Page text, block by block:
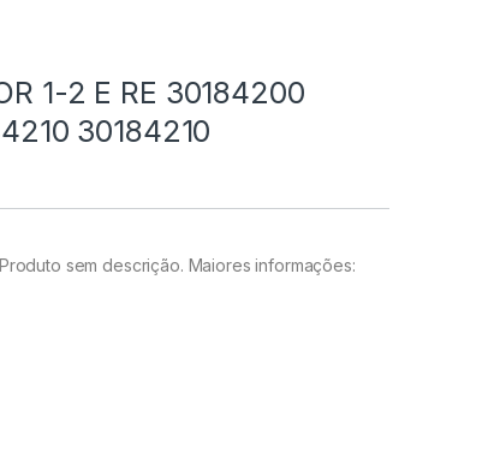
1-2 E RE 30184200
30184210
Produto sem descrição. Maiores informações: